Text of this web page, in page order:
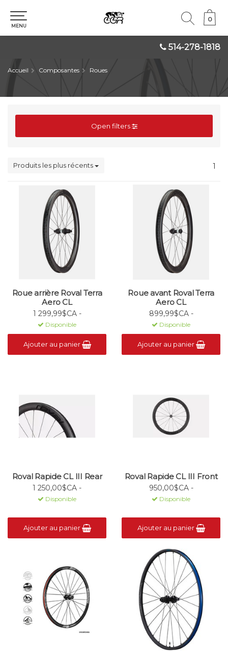
514-278-1818
0
0
MENU
Accueil Composantes Roues
Open filters
Produits les plus récents 1
Roue arrière Roval Terra
Aero CL
1 299,99$CA -
Disponible
Ajouter au panier
Roue avant Roval Terra
Aero CL
899,99$CA -
Disponible
Ajouter au panier
Roval Rapide CL III Rear
1 250,00$CA -
Disponible
Ajouter au panier
Roval Rapide CL III Front
950,00$CA -
Disponible
Ajouter au panier